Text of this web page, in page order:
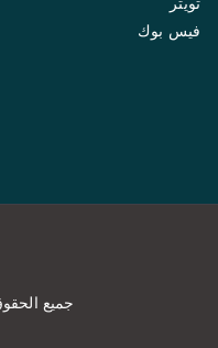
فيس بوك
جميع